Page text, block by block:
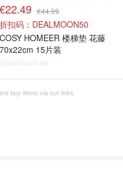
€22.49 €44.99
折扣码：DEALMOON50
COSY HOMEER 楼梯垫 花藤
70x22cm 15片装
@dealmoon.de
buy items via our links.